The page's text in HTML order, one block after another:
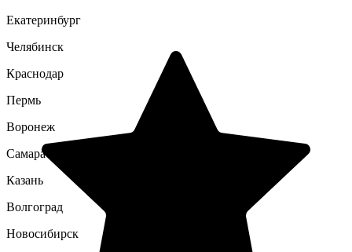
Екатеринбург
Челябинск
Краснодар
Пермь
Воронеж
Самара
Казань
Волгоград
Новосибирск